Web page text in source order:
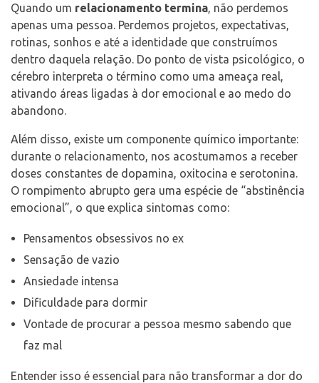
Quando um relacionamento termina, não perdemos
apenas uma pessoa. Perdemos projetos, expectativas,
rotinas, sonhos e até a identidade que construímos
dentro daquela relação. Do ponto de vista psicológico, o
cérebro interpreta o término como uma ameaça real,
ativando áreas ligadas à dor emocional e ao medo do
abandono.
Além disso, existe um componente químico importante:
durante o relacionamento, nos acostumamos a receber
doses constantes de dopamina, oxitocina e serotonina.
O rompimento abrupto gera uma espécie de “abstinência
emocional”, o que explica sintomas como:
Pensamentos obsessivos no ex
Sensação de vazio
Ansiedade intensa
Dificuldade para dormir
Vontade de procurar a pessoa mesmo sabendo que
faz mal
Entender isso é essencial para não transformar a dor do